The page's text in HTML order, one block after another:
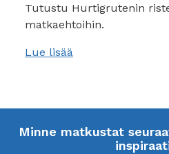
Tutustu Hurtigrutenin
matkaehtoihin.
Lue lisää
Minne matkustat